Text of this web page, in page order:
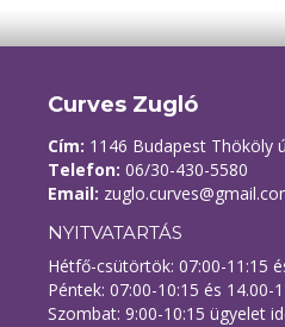
Curves Zugló
Cím: 1146 Budapest Thököly
Telefon: 06/30-430-5580
Email:
NYITVATARTÁS
Hétfő-csütörtök: 07:00-11:15
Péntek: 07:00-10:15 és 14.00-
Szombat: 9:00-10:15 ügyelet